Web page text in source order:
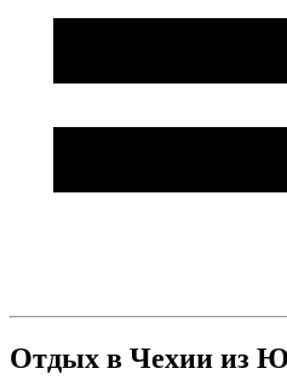
Отдых в Чехии из